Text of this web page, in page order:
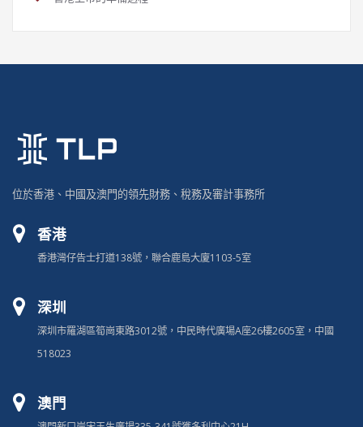
位於香港、中國及澳門的領先財務、稅務及審計事務所
香港
香港灣仔告士打道138號，聯合鹿島大廈1103-5室
深圳
深圳市羅湖區筍崗東路3012號，中民時代廣場A座26樓2605室，中國
518023
澳門